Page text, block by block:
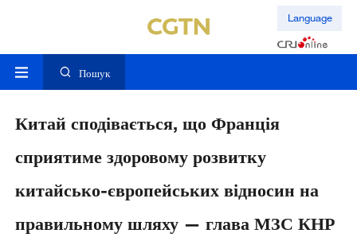
Language
Пошук
Китай сподівається, що Франція
сприятиме здоровому розвитку
китайсько-європейських відносин на
правильному шляху — глава МЗС КНР